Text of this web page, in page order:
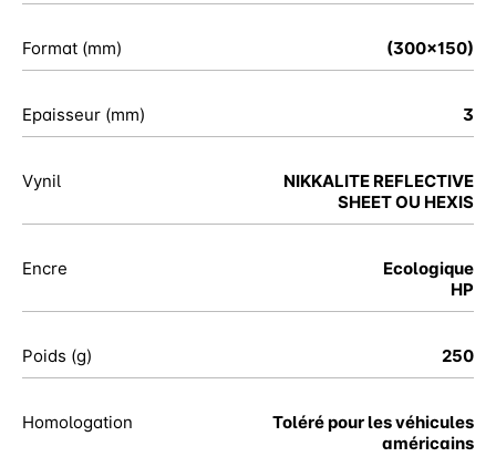
Format (mm) (300x150)
Epaisseur (mm) 3
Vynil
NIKKALITE REFLECTIVE
SHEET OU HEXIS
Encre
Ecologique
HP
Poids (g) 250
Homologation
Toléré pour les véhicules
américains